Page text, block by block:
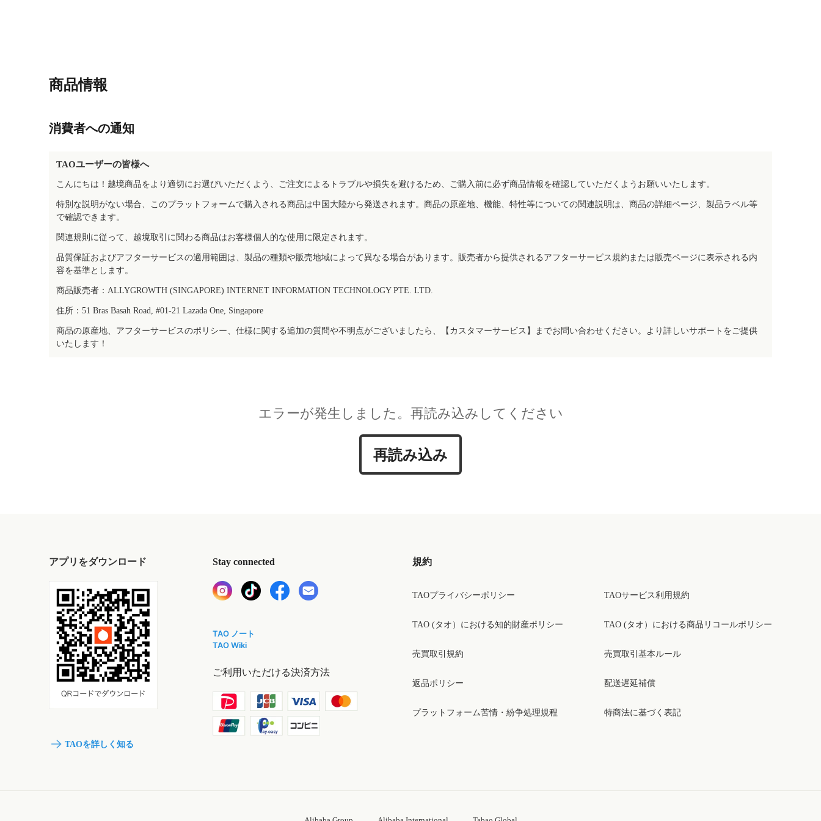
商品情報
消費者への通知
TAOユーザーの皆様へ
こんにちは！越境商品をより適切にお選びいただくよう、ご注文によるトラブルや損失を避けるため、ご購入前に必ず商品情報を確認していただくようお願いいたします。
特別な説明がない場合、このプラットフォームで購入される商品は中国大陸から発送されます。商品の原産地、機能、特性等についての関連説明は、商品の詳細ページ、製品ラベル等
で確認できます。
関連規則に従って、越境取引に関わる商品はお客様個人的な使用に限定されます。
品質保証およびアフターサービスの適用範囲は、製品の種類や販売地域によって異なる場合があります。販売者から提供されるアフターサービス規約または販売ページに表示される内
容を基準とします。
商品販売者：ALLYGROWTH (SINGAPORE) INTERNET INFORMATION TECHNOLOGY PTE. LTD.
住所：51 Bras Basah Road, #01-21 Lazada One, Singapore
商品の原産地、アフターサービスのポリシー、仕様に関する追加の質問や不明点がございましたら、【カスタマーサービス】までお問い合わせください。より詳しいサポートをご提供
いたします！
エラーが発生しました。再読み込みしてください
再読み込み
アプリをダウンロード
TAOを詳しく知る
Stay connected
TAO ノート
TAO Wiki
ご利用いただける決済方法
規約
TAOプライバシーポリシー
TAO (タオ）における知的財産ポリシー
売買取引規約
返品ポリシー
プラットフォーム苦情・紛争処理規程
TAOサービス利用規約
TAO (タオ）における商品リコールポリシー
売買取引基本ルール
配送遅延補償
特商法に基づく表記